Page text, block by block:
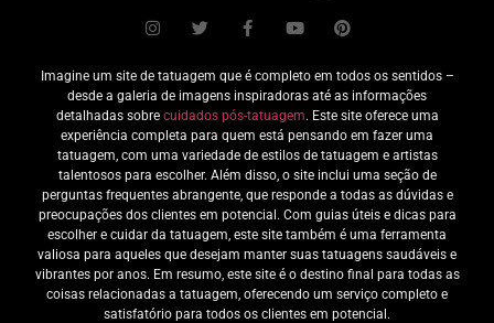
Imagine um site de tatuagem que é completo em todos os sentidos –
desde a galeria de imagens inspiradoras até as informações
detalhadas sobre cuidados pós-tatuagem. Este site oferece uma
experiência completa para quem está pensando em fazer uma
tatuagem, com uma variedade de estilos de tatuagem e artistas
talentosos para escolher. Além disso, o site inclui uma seção de
perguntas frequentes abrangente, que responde a todas as dúvidas e
preocupações dos clientes em potencial. Com guias úteis e dicas para
escolher e cuidar da tatuagem, este site também é uma ferramenta
valiosa para aqueles que desejam manter suas tatuagens saudáveis e
vibrantes por anos. Em resumo, este site é o destino final para todas as
coisas relacionadas a tatuagem, oferecendo um serviço completo e
satisfatório para todos os clientes em potencial.